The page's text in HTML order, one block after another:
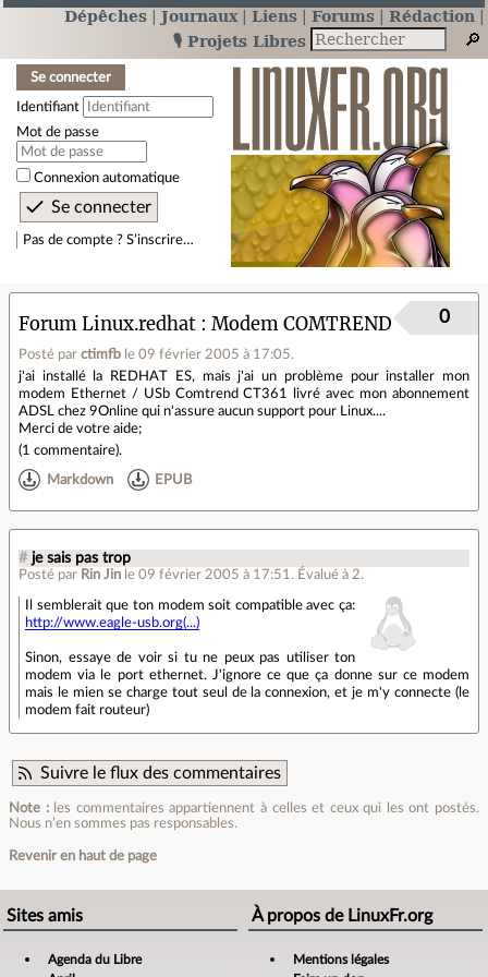
Dépêches Journaux Liens Forums
Rédaction
🎙️ Projets Libres
Se connecter
Identifiant
Mot de passe
Connexion automatique
Pas de compte ? S’inscrire…
Forum Linux.redhat Modem COMTREND
Posté par ctimfb le 09 février 2005 à 17:05.
0
j'ai installé la REDHAT ES, mais j'ai un problème pour installer mon
modem Ethernet / USb Comtrend CT361 livré avec mon abonnement
ADSL chez 9Online qui n'assure aucun support pour Linux....
Merci de votre aide;
(1 commentaire).
Markdown EPUB
# je sais pas trop
Posté par Rin Jin le 09 février 2005 à 17:51 . Évalué à 2.
Il semblerait que ton modem soit compatible avec ça:
http://www.eagle-usb.org(...)
Sinon, essaye de voir si tu ne peux pas utiliser ton
modem via le port ethernet. J'ignore ce que ça donne sur ce modem
mais le mien se charge tout seul de la connexion, et je m'y connecte (le
modem fait routeur)
Suivre le flux des commentaires
Note :les commentaires appartiennent à celles et ceux qui les ont postés.
Nous n’en sommes pas responsables.
Revenir en haut de page
Sites amis
Agenda du Libre
À propos de LinuxFr.org
Mentions légales